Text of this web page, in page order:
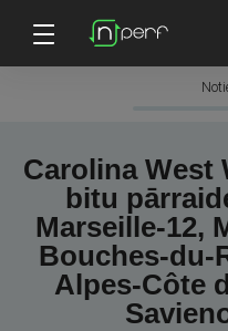
Carolina West
bitu
Marseille-12,
Bouches-du-
Alpes-Côte